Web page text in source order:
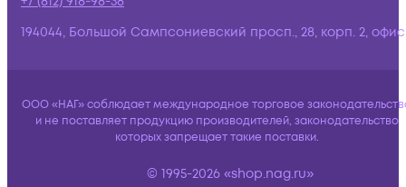
194044, Большой Сампсониевский просп., 28, корп. 2,
ООО «НАГ» соблюдает международное торговое
и не поставляет продукцию производителей, законодательство
которых запрещает такие поставки.
© 1995-2026 «shop.nag.ru»